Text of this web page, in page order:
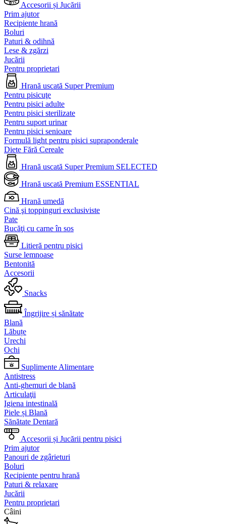
Accesorii și Jucării
Prim ajutor
Recipiente hrană
Boluri
Paturi & odihnă
Lese & zgărzi
Jucării
Pentru proprietari
Hrană uscată Super Premium
Pentru pisicuţe
Pentru pisici adulte
Pentru pisici sterilizate
Pentru suport urinar
Pentru pisici senioare
Formulă light pentru pisici supraponderale
Diete Fără Cereale
Hrană uscată Super Premium SELECTED
Hrană uscată Premium ESSENTIAL
Hrană umedă
Cină şi toppinguri exclusiviste
Pate
Bucăţi cu carne în sos
Litieră pentru pisici
Surse lemnoase
Bentonită
Accesorii
Snacks
Îngrijire și sănătate
Blană
Lăbuțe
Urechi
Ochi
Suplimente Alimentare
Antistress
Anti-ghemuri de blană
Articulaţii
Igiena intestinală
Piele și Blană
Sănătate Dentară
Accesorii și Jucării pentru pisici
Prim ajutor
Panouri de zgârieturi
Boluri
Recipiente pentru hrană
Paturi & relaxare
Jucării
Pentru proprietari
Câini